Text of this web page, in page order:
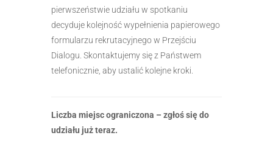
pierwszeństwie udziału w spotkaniu
decyduje kolejność wypełnienia papierowego
formularzu rekrutacyjnego w Przejściu
Dialogu. Skontaktujemy się z Państwem
telefonicznie, aby ustalić kolejne kroki.
Liczba miejsc ograniczona – zgłoś się do
udziału już teraz.